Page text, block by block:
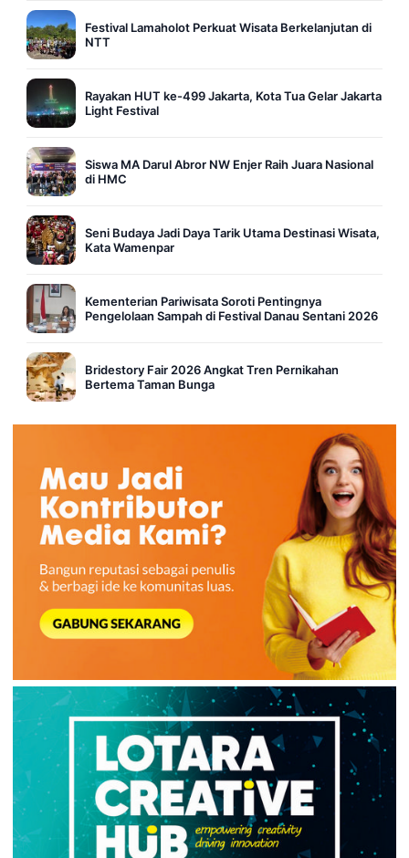
Festival Lamaholot Perkuat Wisata Berkelanjutan di
NTT
Rayakan HUT ke-499 Jakarta, Kota Tua Gelar Jakarta
Light Festival
Siswa MA Darul Abror NW Enjer Raih Juara Nasional
di HMC
Seni Budaya Jadi Daya Tarik Utama Destinasi Wisata,
Kata Wamenpar
Kementerian Pariwisata Soroti Pentingnya
Pengelolaan Sampah di Festival Danau Sentani 2026
Bridestory Fair 2026 Angkat Tren Pernikahan
Bertema Taman Bunga